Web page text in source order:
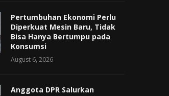
Pertumbuhan Ekonomi Perlu
Diperkuat Mesin Baru, Tidak
Bisa Hanya Bertumpu pada
Konsumsi
August 6, 2026
Anggota DPR Salurkan